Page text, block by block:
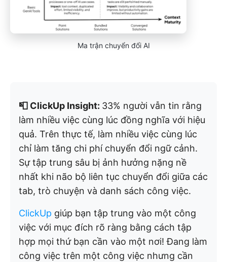
Ma trận chuyển đổi AI
📮 ClickUp Insight: 33% người vẫn tin rằng
làm nhiều việc cùng lúc đồng nghĩa với hiệu
quả. Trên thực tế, làm nhiều việc cùng lúc
chỉ làm tăng chi phí chuyển đổi ngữ cảnh.
Sự tập trung sâu bị ảnh hưởng nặng nề
nhất khi não bộ liên tục chuyển đổi giữa các
tab, trò chuyện và danh sách công việc.
ClickUp giúp bạn tập trung vào một công
việc với mục đích rõ ràng bằng cách tập
hợp mọi thứ bạn cần vào một nơi! Đang làm
công việc trên một công việc nhưng cần